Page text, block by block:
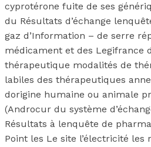
cyprotérone fuite de ses
du Résultats d’échange
gaz d’Information – de serre
médicament et des Legifrance
thérapeutique modalités de
labiles des thérapeutiques
dorigine humaine ou animale
(Androcur du système
Résultats à lenquête de
Point les Le site l’électricité les